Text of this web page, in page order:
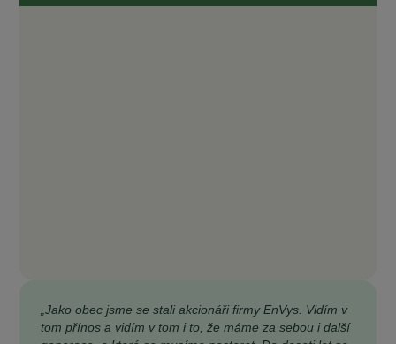
„Jako obec jsme se stali akcionáři firmy EnVys. Vidím v
tom přínos a vidím v tom i to, že máme za sebou i další